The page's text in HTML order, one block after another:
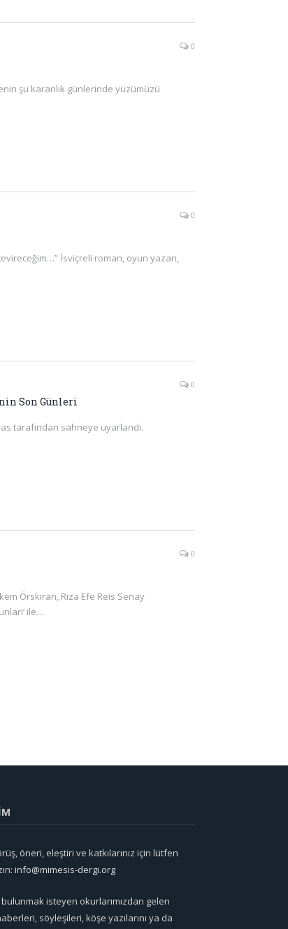
0
şu karanlık günlerinde yüzümüzü
0
İsviçreli roman, oyun yazarı,
0
Son Günleri
tarafından sahneye uyarlandı.
0
Örskıran, Rıza Efe Reis Senay
ile…
öneri, eleştiri ve katkılarınız için lütfen
info@mimesis-dergi.org
bulunmak isteyen okurlarımızdan gelen
söyleşileri, köşe yazılarını ya da